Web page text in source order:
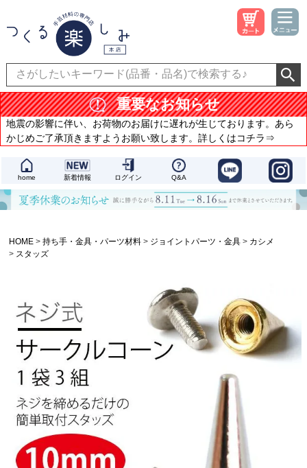
重要なお知らせ
地震の影響に伴い、お荷物のお届けに遅れが生じております。あら
かじめご了承頂きますようお願い致します。詳しくはコチラ⇒
home 新着情報 ログイン Q&A
HOME 持ち手・金具・パーツ材料 ジョイントパーツ・金具
カシメ
スタッズ